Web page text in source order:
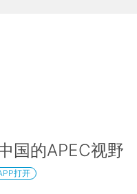
国的APEC视野
打开